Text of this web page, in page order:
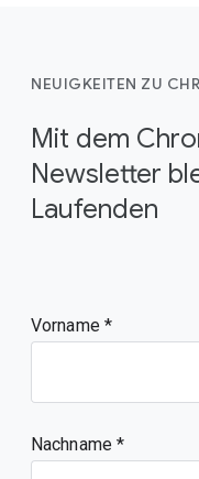
NEUIGKEITEN ZU
Mit dem
Newsletter
Laufenden
Vorname
Nachname